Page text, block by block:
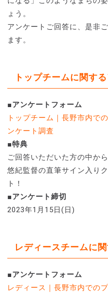
ょう。
アンケートご回答に、是非
ます。
トップチームに関す
■アンケートフォーム
トップチーム｜長野市内で
ンケート調査
■特典
ご回答いただいた方の中か
悠紀監督の直筆サイン入り
ト！
■アンケート締切
2023年1月15日(日)
レディースチームに
■アンケートフォーム
レディース｜長野市内での